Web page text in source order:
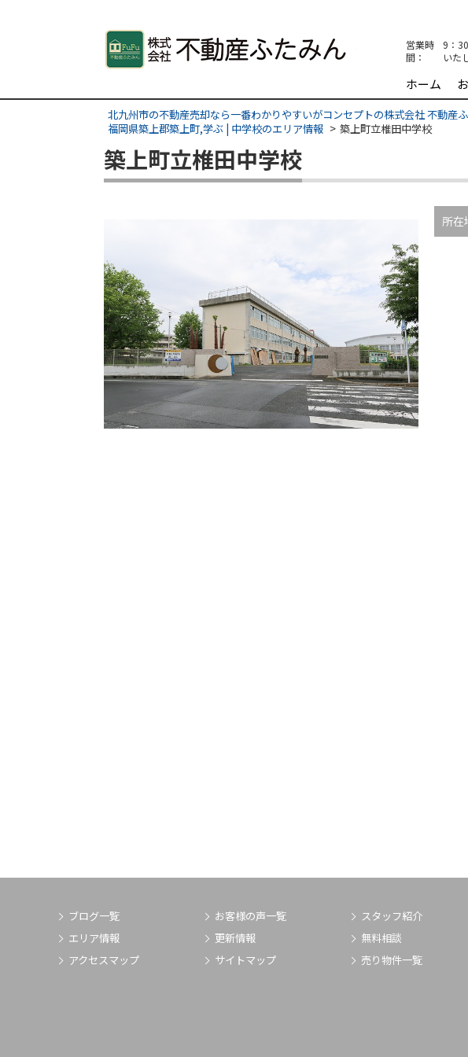
営業時
間：
9：
いた
ホーム
北九州市の不動産売却なら一番わかりやすいがコンセプトの株式会社 不動産
福岡県築上郡築上町,学ぶ | 中学校のエリア情報
築上町立椎田中学校
築上町立椎田中学校
所在
ブログ一覧
エリア情報
アクセスマップ
お客様の声一覧
更新情報
サイトマップ
スタッフ紹介
無料相談
売り物件一覧